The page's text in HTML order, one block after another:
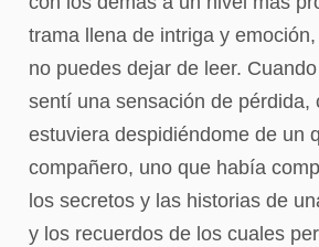
trama llena de intriga y
no puedes dejar de leer.
sentí una sensación de pérdida,
estuviera despidiéndome de un
compañero, uno que había
los secretos y las historias de
y los recuerdos de los cuales